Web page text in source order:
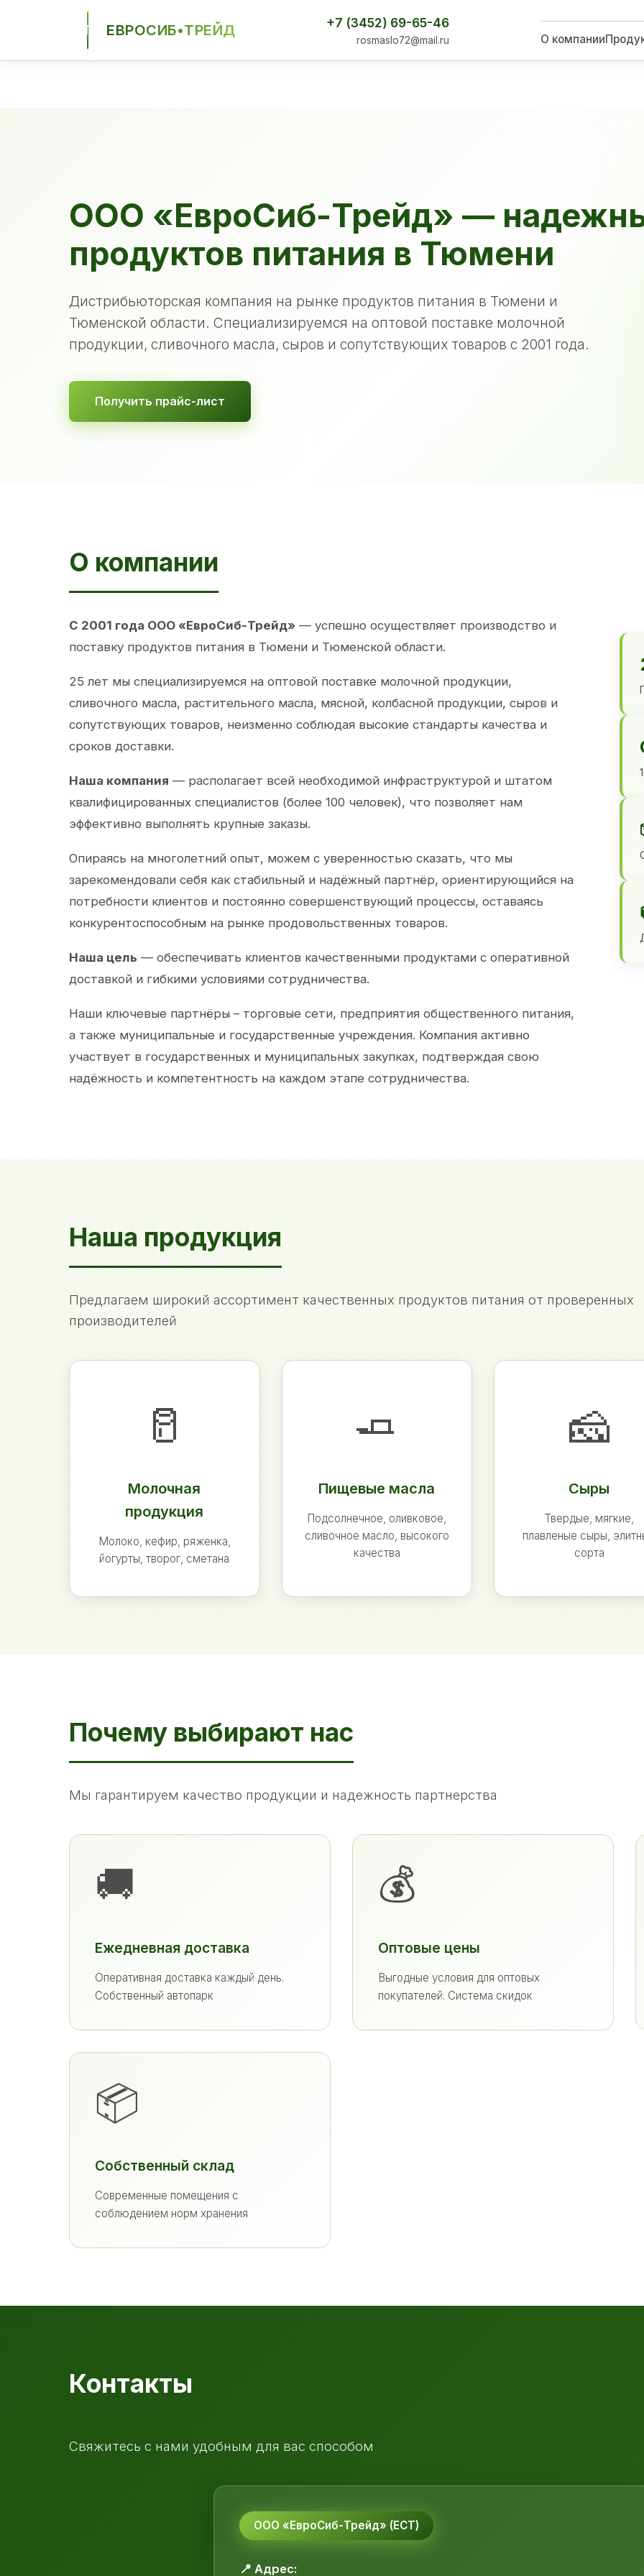
ЕСТ ЕВРОСИБ•ТРЕЙД +7 (3452) 69-65-46
rosmaslo72@mail.ru О компании
ООО «ЕвроСиб-Трейд» —
продуктов питания в Тюмени
Дистрибьюторская компания на рынке продуктов питания в Тюмени и
Тюменской области. Специализируемся на оптовой поставке молочной
продукции, сливочного масла, сыров и сопутствующих товаров с 2001 года.
Получить прайс-лист
О компании
С 2001 года ООО «ЕвроСиб-Трейд» — успешно осуществляет производство и
поставку продуктов питания в Тюмени и Тюменской области.
25 лет мы специализируемся на оптовой поставке молочной продукции,
сливочного масла, растительного масла, мясной, колбасной продукции, сыров и
сопутствующих товаров, неизменно соблюдая высокие стандарты качества и
сроков доставки.
Наша компания — располагает всей необходимой инфраструктурой и штатом
квалифицированных специалистов (более 100 человек), что позволяет нам
эффективно выполнять крупные заказы.
Опираясь на многолетний опыт, можем с уверенностью сказать, что мы
зарекомендовали себя как стабильный и надёжный партнёр, ориентирующийся на
потребности клиентов и постоянно совершенствующий процессы, оставаясь
конкурентоспособным на рынке продовольственных товаров.
Наша цель — обеспечивать клиентов качественными продуктами с оперативной
доставкой и гибкими условиями сотрудничества.
Наши ключевые партнёры – торговые сети, предприятия общественного питания,
а также муниципальные и государственные учреждения. Компания активно
участвует в государственных и муниципальных закупках, подтверждая свою
надёжность и компетентность на каждом этапе сотрудничества.
Наша продукция
Предлагаем широкий ассортимент качественных продуктов питания от проверенных
производителей
🥛
Молочная
продукция
Молоко, кефир, ряженка,
йогурты, творог, сметана
🧈
Пищевые масла
Подсолнечное, оливковое,
сливочное масло, высокого
качества
🧀
Сыры
Твердые, мягкие,
плавленые сыры,
сорта
Почему выбирают нас
Мы гарантируем качество продукции и надежность партнерства
🚚
Ежедневная доставка
Оперативная доставка каждый день.
Собственный автопарк
💰
Оптовые цены
Выгодные условия для оптовых
покупателей. Система скидок
📦
Собственный склад
Современные помещения с
соблюдением норм хранения
Контакты
Свяжитесь с нами удобным для вас способом
ООО «ЕвроСиб-Трейд» (ЕСТ)
📍 Адрес: